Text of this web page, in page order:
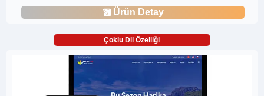
Ürün Detay
Çoklu Dil Özelliği